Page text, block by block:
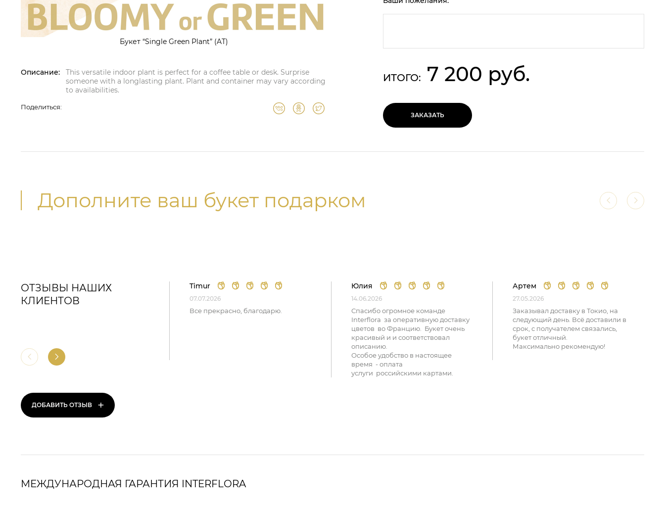
Букет “Single Green Plant” (AT)
Описание:
This versatile indoor plant is perfect for a coffee table or desk. Surprise
someone with a longlasting plant. Plant and container may vary according
to availabilities.
Поделиться:
ИТОГО: 7 200 руб.
ЗАКАЗАТЬ
Дополните ваш букет подарком
ОТЗЫВЫ НАШИХ
КЛИЕНТОВ
ДОБАВИТЬ ОТЗЫВ +
Timur
07.07.2026
Все прекрасно, благодарю.
Юлия
14.06.2026
Спасибо огромное команде
Interflora за оперативную доставку
цветов во Францию. Букет очень
красивый и и соответствовал
описанию.
Особое удобство в настоящее
время - оплата
услуги российскими картами.
Артем
27.05.2026
Заказывал доставку в Токио, на
следующий день. Всё доставили в
срок, с получателем связались,
букет отличный.
Максимально рекомендую!
МЕЖДУНАРОДНАЯ ГАРАНТИЯ INTERFLORA